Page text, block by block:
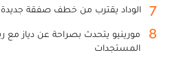
7 الوداد يقترب من خطف صفقة جديدة
8
مورينيو يتحدث بصراحة عن دياز مع
المستجدات